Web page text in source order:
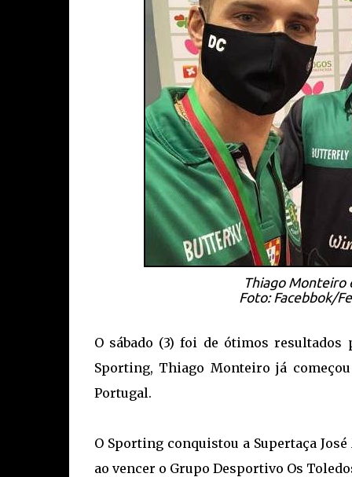
Thiago Monteiro
Foto: Facebbok/
O sábado (3) foi de ótimos
Sporting, Thiago Monteiro já
Portugal.
O Sporting conquistou a Supertaça
ao vencer o Grupo Desportivo Os